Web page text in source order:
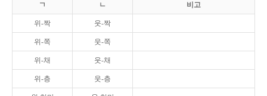
ㄱ ㄴ 비고
위-짝 웃-짝
위-쪽 웃-쪽
위-채 웃-채
위-층 웃-층